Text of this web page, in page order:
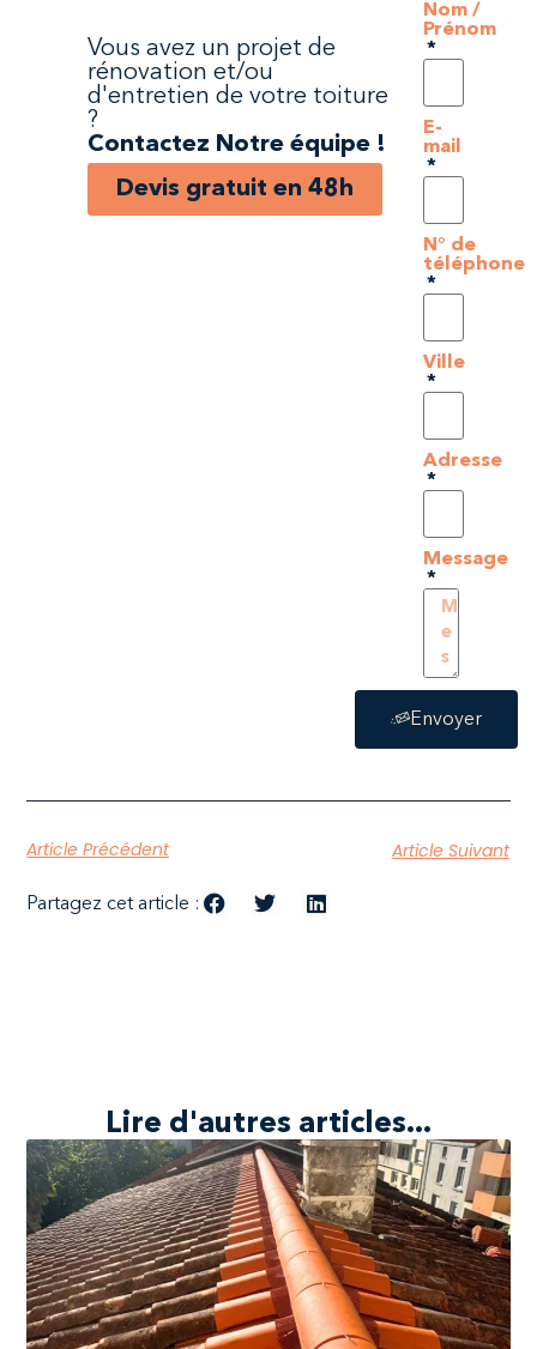
Vous avez un projet de
rénovation et/ou
d'entretien de votre toiture
?
Contactez Notre équipe !
Devis gratuit en 48h
Nom /
Prénom
E-
mail
N° de
téléphone
Ville
Adresse
Message
Envoyer
Article Précédent Article Suivant
Partagez cet article :
Lire d'autres articles...